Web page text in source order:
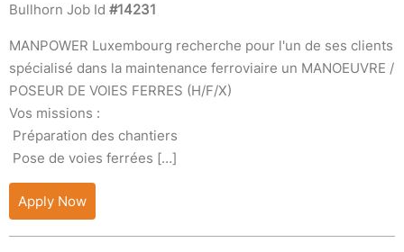
Bullhorn Job Id #14231
MANPOWER Luxembourg recherche pour l'un de ses clients
spécialisé dans la maintenance ferroviaire un MANOEUVRE /
POSEUR DE VOIES FERRES (H/F/X)
Vos missions :
Préparation des chantiers
Pose de voies ferrées […]
Apply Now